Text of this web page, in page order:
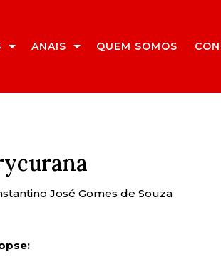
ANAIS QUEM SOMOS
José Gomes de Souza